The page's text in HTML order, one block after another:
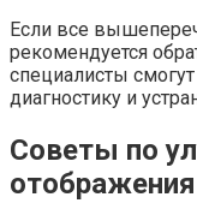
Если все
рекомендуется
специалисты
диагностику и
Советы по